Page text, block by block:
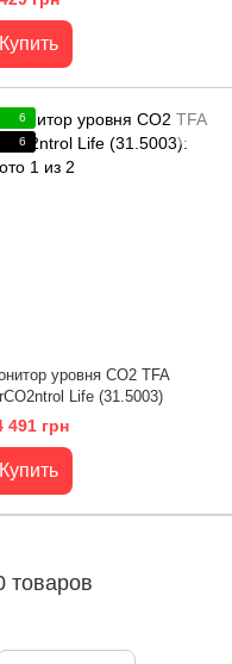
Купить
6
6
уровня CO2 TFA
Life (31.5003)
491 грн
Купить
товаров